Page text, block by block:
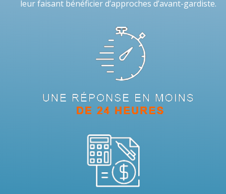
leur faisant bénéficier d’approches d’avant-gardiste.